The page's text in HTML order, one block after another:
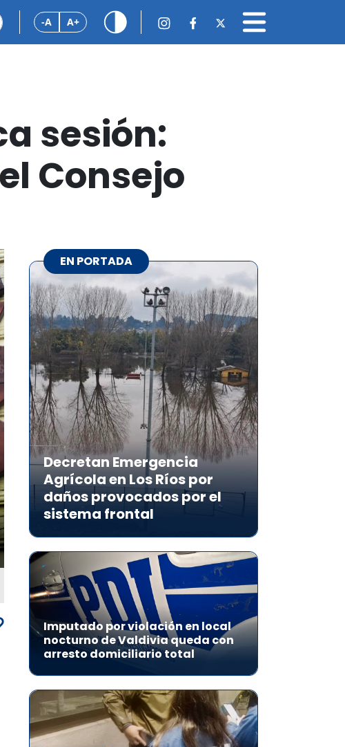
-A A+
sesión:
Consejo
EN PORTADA
Decretan Emergencia
Agrícola en Los Ríos por
daños provocados por el
sistema frontal
Imputado por violación en local
nocturno de Valdivia queda con
arresto domiciliario total